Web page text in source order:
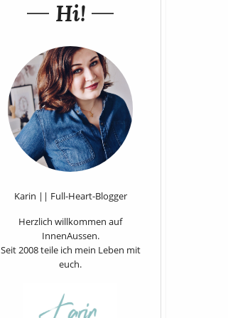
Hi!
Karin || Full-Heart-Blogger
Herzlich willkommen auf
InnenAussen.
Seit 2008 teile ich mein Leben mit
euch.